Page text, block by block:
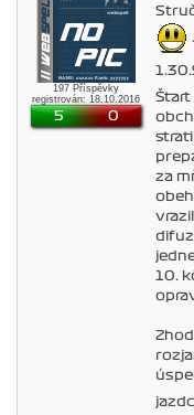
197 Příspěvky
registrován: 18.10.2016
5 0
Štart
za
10.